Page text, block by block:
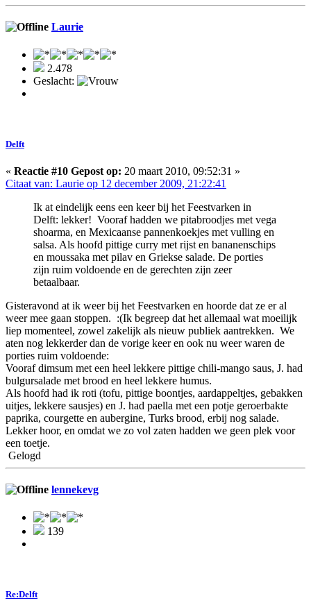
Laurie
2.478
Geslacht:
Delft
« Reactie #10 Gepost op: 20 maart 2010, 09:52:31 »
Citaat van: Laurie op 12 december 2009, 21:22:41
Ik at eindelijk eens een keer bij het Feestvarken in
Delft: lekker! Vooraf hadden we pitabroodjes met vega
shoarma, en Mexicaanse pannenkoekjes met vulling en
salsa. Als hoofd pittige curry met rijst en bananenschips
en moussaka met pilav en Griekse salade. De porties
zijn ruim voldoende en de gerechten zijn zeer
betaalbaar.
Gisteravond at ik weer bij het Feestvarken en hoorde dat ze er al
weer mee gaan stoppen. :(Ik begreep dat het allemaal wat moeilijk
liep momenteel, zowel zakelijk als nieuw publiek aantrekken. We
aten nog lekkerder dan de vorige keer en ook nu weer waren de
porties ruim voldoende:
Vooraf dimsum met een heel lekkere pittige chili-mango saus, J. had
bulgursalade met brood en heel lekkere humus.
Als hoofd had ik roti (tofu, pittige boontjes, aardappeltjes, gebakken
uitjes, lekkere sausjes) en J. had paella met een potje geroerbakte
paprika, courgette en aubergine, Turks brood, erbij nog salade.
Lekker hoor, en omdat we zo vol zaten hadden we geen plek voor
een toetje.
Gelogd
lennekevg
139
Re:Delft